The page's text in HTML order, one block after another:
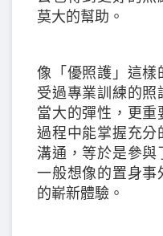
莫大的幫助。
像「優照護」這樣
受過專業訓練的照
當大的彈性，更重
過程中能掌握充分
溝通，等於是參與
一般想像的置身事
的嶄新體驗。